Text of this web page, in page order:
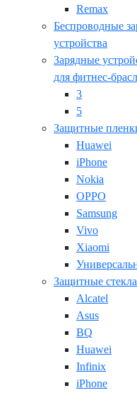
Remax
Беспроводные
устройства
Зарядные
для фитнес-
3
5
Защитные
Huawei
iPhone
Nokia
OPPO
Samsung
Vivo
Xiaomi
Защитные стекла
Alcatel
Asus
BQ
Huawei
Infinix
iPhone